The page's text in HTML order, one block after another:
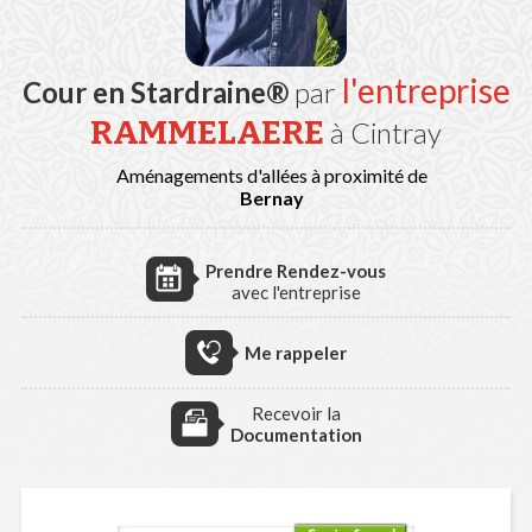
Cour en Stardraine®par l'entreprise
RAMMELAERE à Cintray
Aménagements d'allées à proximité de
Bernay
Prendre Rendez-vous
avec l'entreprise
Me rappeler
Recevoir la
Documentation